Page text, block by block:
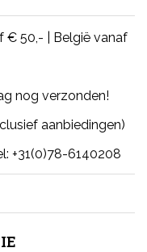
€ 50,- | België vanaf
nog verzonden!
aanbiedingen)
+31(0)78-6140208